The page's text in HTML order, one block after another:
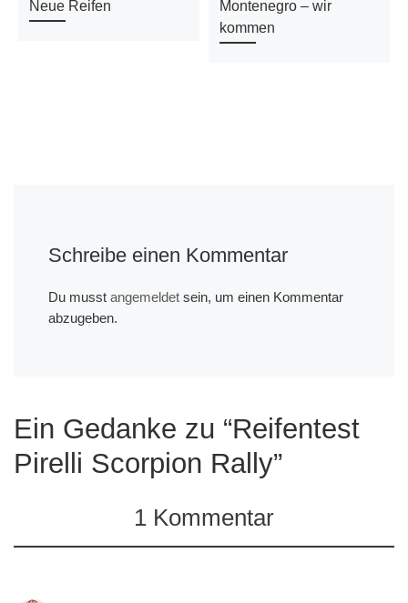
Neue Reifen
Montenegro – wir
kommen
Schreibe einen Kommentar
Du musst angemeldetsein, um einen Kommentar
abzugeben.
Ein Gedanke zu “Reifentest
Pirelli Scorpion Rally”
1 Kommentar